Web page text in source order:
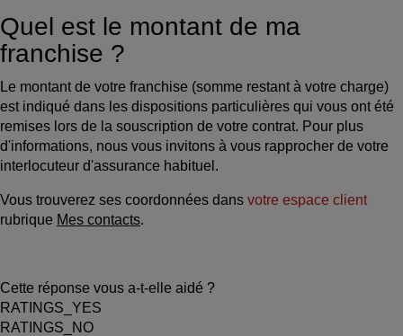
Quel est le montant de ma
franchise ?
Le montant de votre franchise (somme restant à votre charge)
est indiqué dans les dispositions particulières qui vous ont été
remises lors de la souscription de votre contrat. Pour plus
d'informations, nous vous invitons à vous rapprocher de votre
interlocuteur d'assurance habituel.
Vous trouverez ses coordonnées dans votre espace client
rubrique Mes contacts.
Cette réponse vous a-t-elle aidé ?
RATINGS_YES
RATINGS_NO